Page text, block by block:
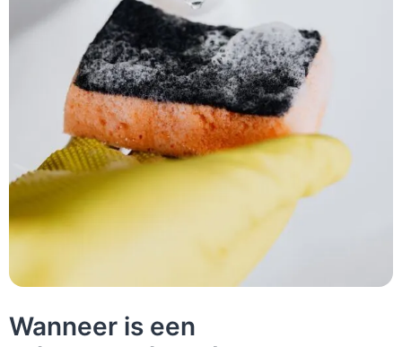
Wanneer is een